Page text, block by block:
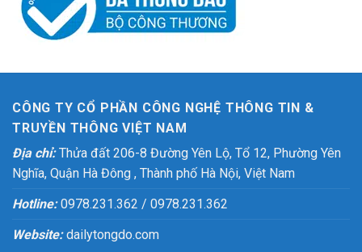
CÔNG TY CỔ PHẦN CÔNG NGHỆ THÔNG TIN &
TRUYỀN THÔNG VIỆT NAM
Địa chỉ:Thửa đất 206-8 Đường Yên Lộ, Tổ 12, Phường Yên
Nghĩa, Quận Hà Đông , Thành phố Hà Nội, Việt Nam
Hotline: 0978.231.362 / 0978.231.362
Website:dailytongdo.com